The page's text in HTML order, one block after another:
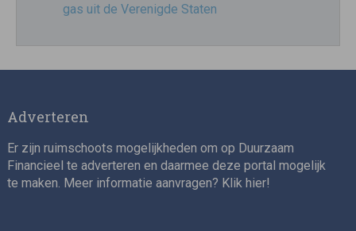
gas uit de Verenigde Staten
Adverteren
Er zijn ruimschoots mogelijkheden om op Duurzaam
Financieel te adverteren en daarmee deze portal mogelijk
te maken. Meer informatie aanvragen? Klik hier!